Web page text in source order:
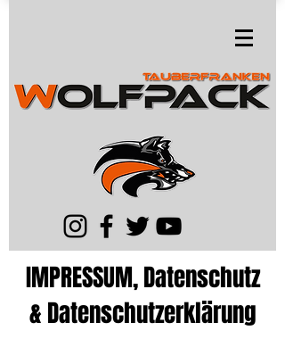
IMPRESSUM, Datenschutz
& Datenschutzerklärung